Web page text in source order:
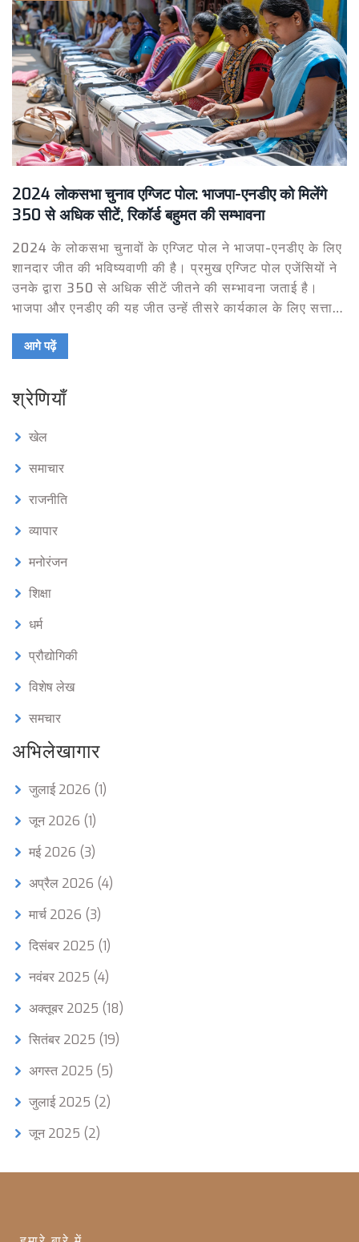
2024 लोकसभा चुनाव एग्जिट पोल: भाजपा-एनडीए को मिलेंगे
350 से अधिक सीटें, रिकॉर्ड बहुमत की सम्भावना
2024 के लोकसभा चुनावों के एग्जिट पोल ने भाजपा-एनडीए के लिए
शानदार जीत की भविष्यवाणी की है। प्रमुख एग्जिट पोल एजेंसियों ने
उनके द्वारा 350 से अधिक सीटें जीतने की सम्भावना जताई है।
भाजपा और एनडीए की यह जीत उन्हें तीसरे कार्यकाल के लिए सत्ता में
आगे पढ़ें
श्रेणियाँ
खेल
समाचार
राजनीति
व्यापार
मनोरंजन
शिक्षा
धर्म
प्रौद्योगिकी
विशेष लेख
समचार
अभिलेखागार
जुलाई 2026 (1)
जून 2026 (1)
मई 2026 (3)
अप्रैल 2026 (4)
मार्च 2026 (3)
दिसंबर 2025 (1)
नवंबर 2025 (4)
अक्तूबर 2025 (18)
सितंबर 2025 (19)
अगस्त 2025 (5)
जुलाई 2025 (2)
जून 2025 (2)